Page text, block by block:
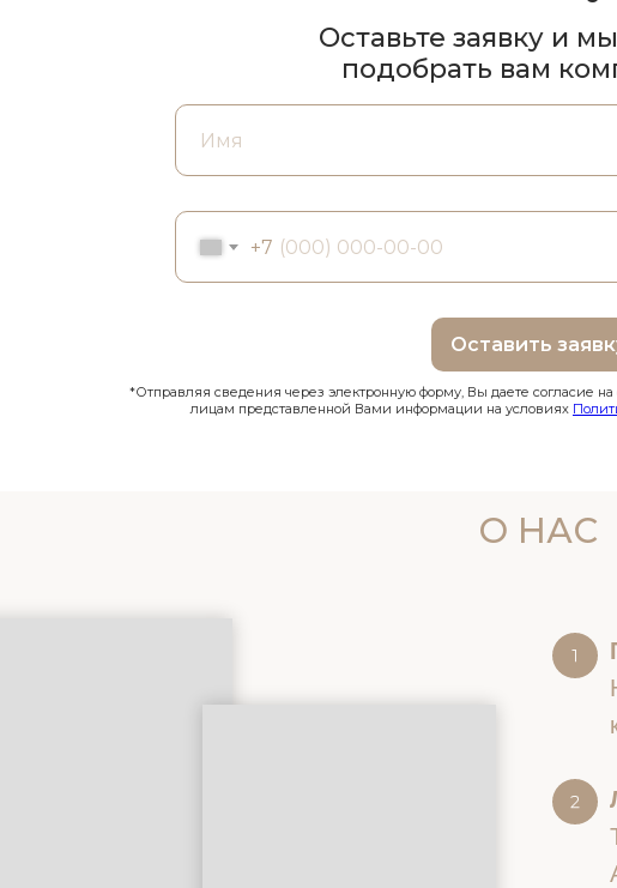
+7
Оставить
Оставьте заявку и
подобрать вам
*Отправляя сведения через электронную форму, Вы даете согласие
лицам представленной Вами информации на условиях
О НАС